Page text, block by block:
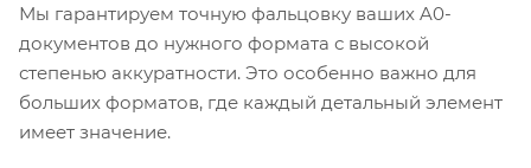
Мы гарантируем точную фальцовку ваших A0-
документов до нужного формата с высокой
степенью аккуратности. Это особенно важно для
больших форматов, где каждый детальный элемент
имеет значение.